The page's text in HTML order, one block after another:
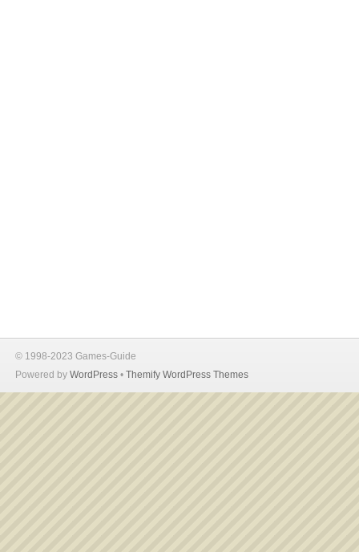
© 1998-2023 Games-Guide
Powered by WordPress • Themify WordPress Themes